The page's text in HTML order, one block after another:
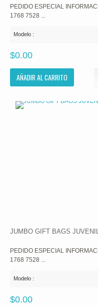
PEDIDO ESPECIAL
1768 7528 ...
Modelo :
$0.00
AÑADIR AL CARRITO
JUMBO GIFT BAGS
PEDIDO ESPECIAL
1768 7528 ...
Modelo :
$0.00